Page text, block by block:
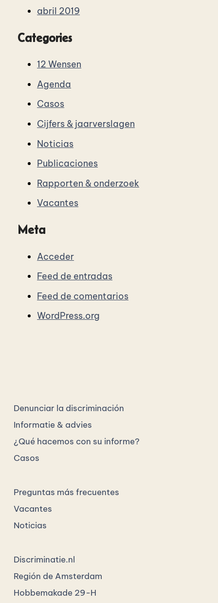
abril 2019
Categories
12 Wensen
Agenda
Casos
Cijfers & jaarverslagen
Noticias
Publicaciones
Rapporten & onderzoek
Vacantes
Meta
Acceder
Feed de entradas
Feed de comentarios
WordPress.org
Denunciar la discriminación
Informatie & advies
¿Qué hacemos con su informe?
Casos
Preguntas más frecuentes
Vacantes
Noticias
Discriminatie.nl
Región de Amsterdam
Hobbemakade 29-H